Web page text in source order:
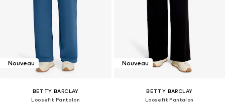
Nouveau
BETTY BARCLAY
Loosefit Pantalon
Nouveau
BETTY BARCLAY
Loosefit Pantalon